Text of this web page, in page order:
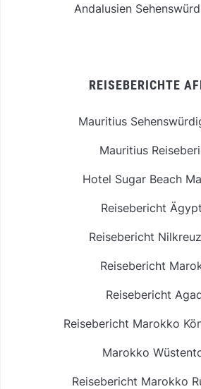
Andalusien
REISEBERICHTE
Mauritius
Mauritius
Hotel Sugar Beach
Reisebericht
Reisebericht
Reisebericht
Reisebericht
Reisebericht Marokko
Marokko
Reisebericht Marokko